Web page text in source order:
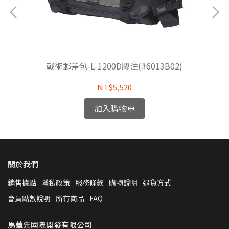
戰術郵差包-L-1200D膠注(#6013B02)
NT$5,520
加入購物車
關於我們
銷售據點 隱私政策 服務條款 購物說明 退貨方式
會員點數說明 所有商品 FAQ
馬蓋先國際開發有限公司